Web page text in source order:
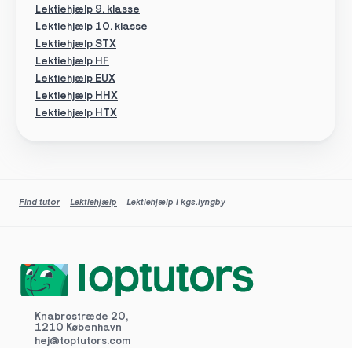
Lektiehjælp 9. klasse
Lektiehjælp 10. klasse
Lektiehjælp HF
Lektiehjælp EUX
Lektiehjælp STX
Lektiehjælp HHX
Lektiehjælp HTX
Find tutor Lektiehjælp Lektiehjælp i kgs.lyngby
Knabrostræde 20,
1210 København
hej@toptutors.com